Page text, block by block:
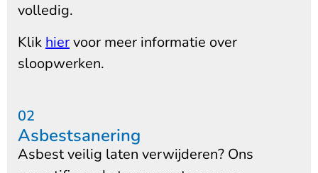
volledig.
Klik hiervoor meer informatie over
sloopwerken.
02
Asbestsanering
Asbest veilig laten verwijderen? Ons